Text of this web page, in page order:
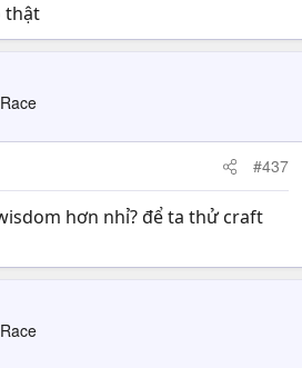
thật
#437
hơn nhỉ? để ta thử craft